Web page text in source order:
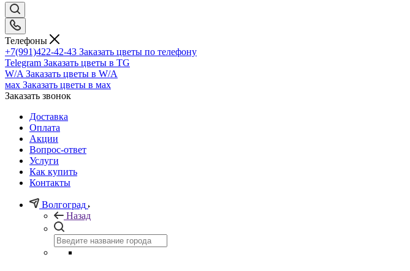
Телефоны
+7(991)422-42-43 Заказать цветы по телефону
Telegram Заказать цветы в TG
W/A Заказать цветы в W/A
мах Заказать цветы в мах
Заказать звонок
Доставка
Оплата
Акции
Вопрос-ответ
Услуги
Как купить
Контакты
Волгоград
Назад